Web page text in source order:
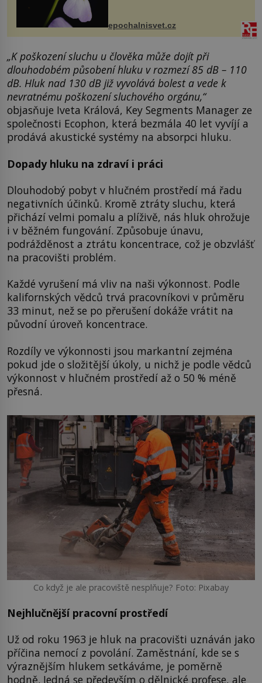
vstupenka...
epochalnisvet.cz
„K poškození sluchu u člověka může dojít při
dlouhodobém působení hluku v rozmezí 85 dB – 110
dB. Hluk nad 130 dB již vyvolává bolest a vede k
nevratnému poškození sluchového orgánu,“
objasňuje Iveta Králová, Key Segments Manager ze
společnosti Ecophon, která bezmála 40 let vyvíjí a
prodává akustické systémy na absorpci hluku.
Dopady hluku na zdraví i práci
Dlouhodobý pobyt v hlučném prostředí má řadu
negativních účinků. Kromě ztráty sluchu, která
přichází velmi pomalu a plíživě, nás hluk ohrožuje
i v běžném fungování. Způsobuje únavu,
podrážděnost a ztrátu koncentrace, což je obzvlášť
na pracovišti problém.
Každé vyrušení má vliv na naši výkonnost. Podle
kalifornských vědců trvá pracovníkovi v průměru
33 minut, než se po přerušení dokáže vrátit na
původní úroveň koncentrace.
Rozdíly ve výkonnosti jsou markantní zejména
pokud jde o složitější úkoly, u nichž je podle vědců
výkonnost v hlučném prostředí až o 50 % méně
přesná.
Co když je ale pracoviště nesplňuje? Foto: Pixabay
Nejhlučnější pracovní prostředí
Už od roku 1963 je hluk na pracovišti uznáván jako
příčina nemocí z povolání. Zaměstnání, kde se s
výraznějším hlukem setkáváme, je poměrně
hodně. Jedná se především o dělnické profese, ale